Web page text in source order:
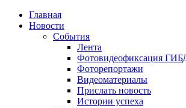
Главная
Новости
События
Лента
Фотовидеофиксация
Фоторепортажи
Видеоматериалы
Прислать новость
Истории успеха